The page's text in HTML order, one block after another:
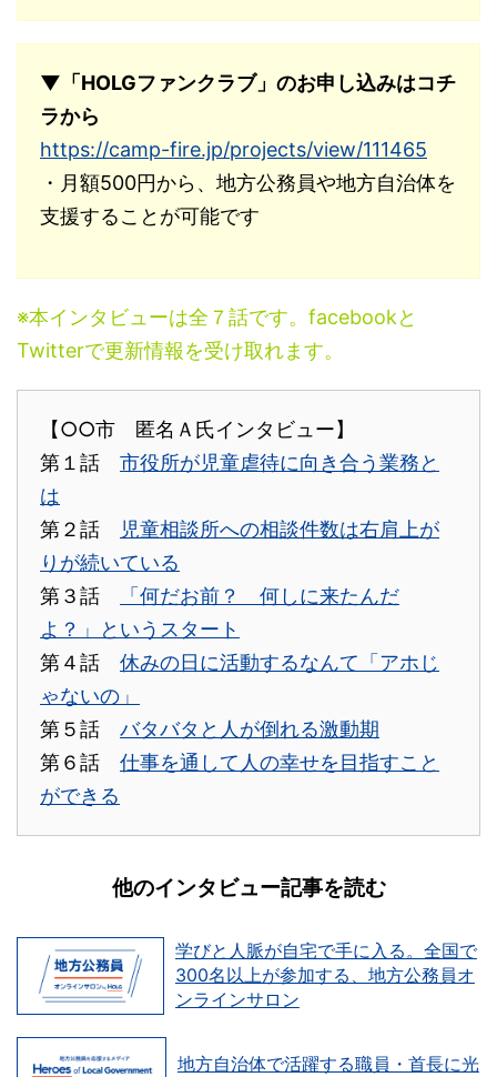
▼「HOLGファンクラブ」のお申し込みはコチ
ラから
https://camp-fire.jp/projects/view/111465
・月額500円から、地方公務員や地方自治体を
支援することが可能です
※本インタビューは全７話です。facebookと
Twitterで更新情報を受け取れます。
【○○市 匿名Ａ氏インタビュー】
第１話 市役所が児童虐待に向き合う業務と
は
第２話
児童相談所への相談件数は右肩上が
りが続いている
第３話
「何だお前？ 何しに来たんだ
よ？」というスタート
第４話 休みの日に活動するなんて「アホじ
ゃないの」
第５話 バタバタと人が倒れる激動期
第６話 仕事を通して人の幸せを目指すこと
ができる
他のインタビュー記事を読む
学びと人脈が自宅で手に入る。全国で
300名以上が参加する、地方公務員オ
ンラインサロン
地方自治体で活躍する職員・首長に光